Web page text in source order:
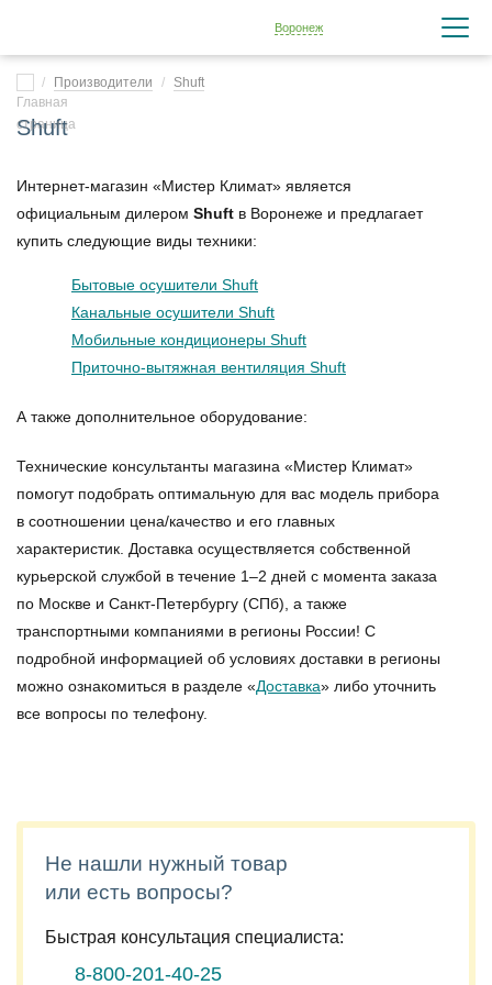
Воронеж
Производители Shuft
Shuft
Интернет-магазин «Мистер Климат» является
официальным дилером Shuft в Воронеже и предлагает
купить следующие виды техники:
Бытовые осушители Shuft
Канальные осушители Shuft
Мобильные кондиционеры Shuft
Приточно-вытяжная вентиляция Shuft
А также дополнительное оборудование:
Технические консультанты магазина «Мистер Климат»
помогут подобрать оптимальную для вас модель прибора
в соотношении цена/качество и его главных
характеристик. Доставка осуществляется собственной
курьерской службой в течение 1–2 дней с момента заказа
по Москве и Санкт-Петербургу (СПб), а также
транспортными компаниями в регионы России! С
подробной информацией об условиях доставки в регионы
можно ознакомиться в разделе «Доставка» либо уточнить
все вопросы по телефону.
Не нашли нужный товар
или есть вопросы?
Быстрая консультация специалиста:
8-800-201-40-25